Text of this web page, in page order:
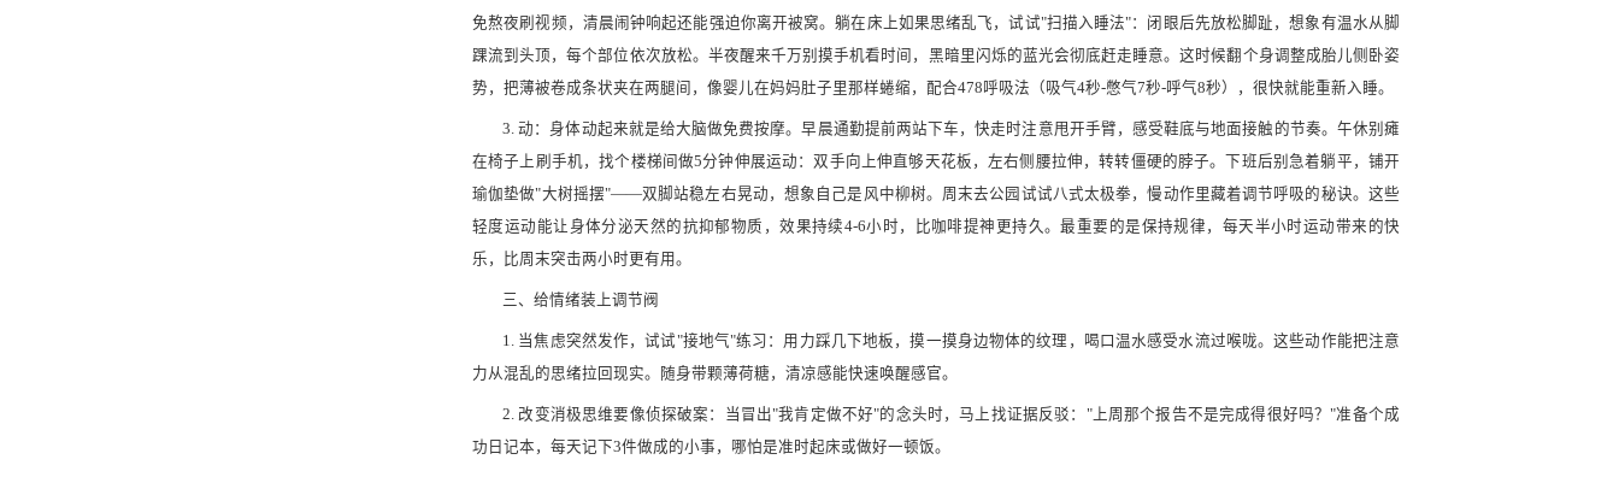
免熬夜刷视频，清晨闹钟响起还能强迫你离开被窝。躺在床上如果思绪乱飞，试试"扫描入睡法"：闭眼后先放松脚趾，想象有温水从脚
踝流到头顶，每个部位依次放松。半夜醒来千万别摸手机看时间，黑暗里闪烁的蓝光会彻底赶走睡意。这时候翻个身调整成胎儿侧卧姿
势，把薄被卷成条状夹在两腿间，像婴儿在妈妈肚子里那样蜷缩，配合478呼吸法（吸气4秒-憋气7秒-呼气8秒），很快就能重新入睡。
3. 动：身体动起来就是给大脑做免费按摩。早晨通勤提前两站下车，快走时注意甩开手臂，感受鞋底与地面接触的节奏。午休别瘫
在椅子上刷手机，找个楼梯间做5分钟伸展运动：双手向上伸直够天花板，左右侧腰拉伸，转转僵硬的脖子。下班后别急着躺平，铺开
瑜伽垫做"大树摇摆"——双脚站稳左右晃动，想象自己是风中柳树。周末去公园试试八式太极拳，慢动作里藏着调节呼吸的秘诀。这些
轻度运动能让身体分泌天然的抗抑郁物质，效果持续4-6小时，比咖啡提神更持久。最重要的是保持规律，每天半小时运动带来的快
乐，比周末突击两小时更有用。
三、给情绪装上调节阀
1. 当焦虑突然发作，试试"接地气"练习：用力踩几下地板，摸一摸身边物体的纹理，喝口温水感受水流过喉咙。这些动作能把注意
力从混乱的思绪拉回现实。随身带颗薄荷糖，清凉感能快速唤醒感官。
2. 改变消极思维要像侦探破案：当冒出"我肯定做不好"的念头时，马上找证据反驳："上周那个报告不是完成得很好吗？"准备个成
功日记本，每天记下3件做成的小事，哪怕是准时起床或做好一顿饭。